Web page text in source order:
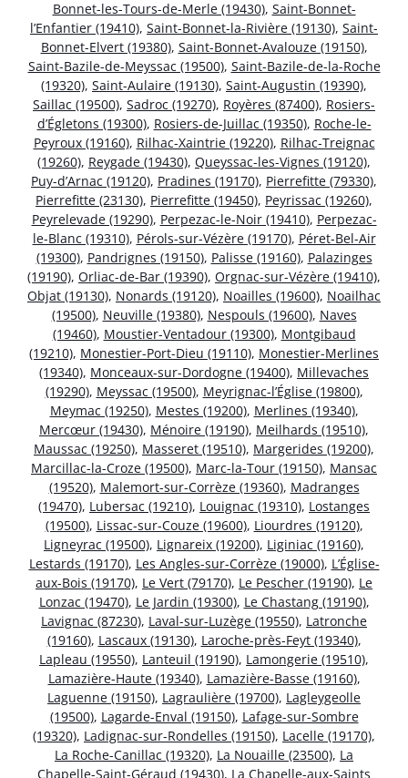
Bonnet-les-Tours-de-Merle (19430), Saint-Bonnet-
l’Enfantier (19410), Saint-Bonnet-la-Rivière (19130), Saint-
Bonnet-Elvert (19380), Saint-Bonnet-Avalouze (19150),
Saint-Bazile-de-Meyssac (19500), Saint-Bazile-de-la-Roche
(19320), Saint-Aulaire (19130), Saint-Augustin (19390),
Saillac (19500), Sadroc (19270), Royères (87400), Rosiers-
d’Égletons (19300), Rosiers-de-Juillac (19350), Roche-le-
Peyroux (19160), Rilhac-Xaintrie (19220), Rilhac-Treignac
(19260), Reygade (19430), Queyssac-les-Vignes (19120),
Puy-d’Arnac (19120), Pradines (19170), Pierrefitte (79330),
Pierrefitte (23130), Pierrefitte (19450), Peyrissac (19260),
Peyrelevade (19290), Perpezac-le-Noir (19410), Perpezac-
le-Blanc (19310), Pérols-sur-Vézère (19170), Péret-Bel-Air
(19300), Pandrignes (19150), Palisse (19160), Palazinges
(19190), Orliac-de-Bar (19390), Orgnac-sur-Vézère (19410),
Objat (19130), Nonards (19120), Noailles (19600), Noailhac
(19500), Neuville (19380), Nespouls (19600), Naves
(19460), Moustier-Ventadour (19300), Montgibaud
(19210), Monestier-Port-Dieu (19110), Monestier-Merlines
(19340), Monceaux-sur-Dordogne (19400), Millevaches
(19290), Meyssac (19500), Meyrignac-l’Église (19800),
Meymac (19250), Mestes (19200), Merlines (19340),
Mercœur (19430), Ménoire (19190), Meilhards (19510),
Maussac (19250), Masseret (19510), Margerides (19200),
Marcillac-la-Croze (19500), Marc-la-Tour (19150), Mansac
(19520), Malemort-sur-Corrèze (19360), Madranges
(19470), Lubersac (19210), Louignac (19310), Lostanges
(19500), Lissac-sur-Couze (19600), Liourdres (19120),
Ligneyrac (19500), Lignareix (19200), Liginiac (19160),
Lestards (19170), Les Angles-sur-Corrèze (19000), L’Église-
aux-Bois (19170), Le Vert (79170), Le Pescher (19190), Le
Lonzac (19470), Le Jardin (19300), Le Chastang (19190),
Lavignac (87230), Laval-sur-Luzège (19550), Latronche
(19160), Lascaux (19130), Laroche-près-Feyt (19340),
Lapleau (19550), Lanteuil (19190), Lamongerie (19510),
Lamazière-Haute (19340), Lamazière-Basse (19160),
Laguenne (19150), Lagraulière (19700), Lagleygeolle
(19500), Lagarde-Enval (19150), Lafage-sur-Sombre
(19320), Ladignac-sur-Rondelles (19150), Lacelle (19170),
La Roche-Canillac (19320), La Nouaille (23500), La
Chapelle-Saint-Géraud (19430), La Chapelle-aux-Saints